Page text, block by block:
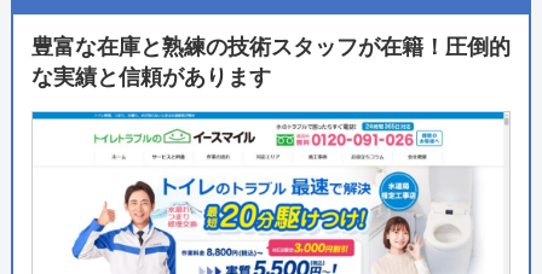
格が必要な電気工事やガス工事もできるのでフルリフ
ォームを考えている方にもおすすめです。
交換の達人のリフォームプランは工事費だけでなくあ
らゆる費用が含まれた総額料金が記載されているた
め、金額が明確かつ安価で依頼できます。工事を担当
する職人は経験豊富な""交換の達人""なので工事も安心
して依頼できます。
累計実績 グル―プ全体75,278件（2023年）
施工事例ページ https://www.nikka-home.co.jp/works/
許認可・資格
建設業許可
給水装置工事主任技術者
一級建築士
詳細は公式HPでご確認ください
豊富な在庫と熟練の技術スタッフが在籍！圧倒的
な実績と信頼があります